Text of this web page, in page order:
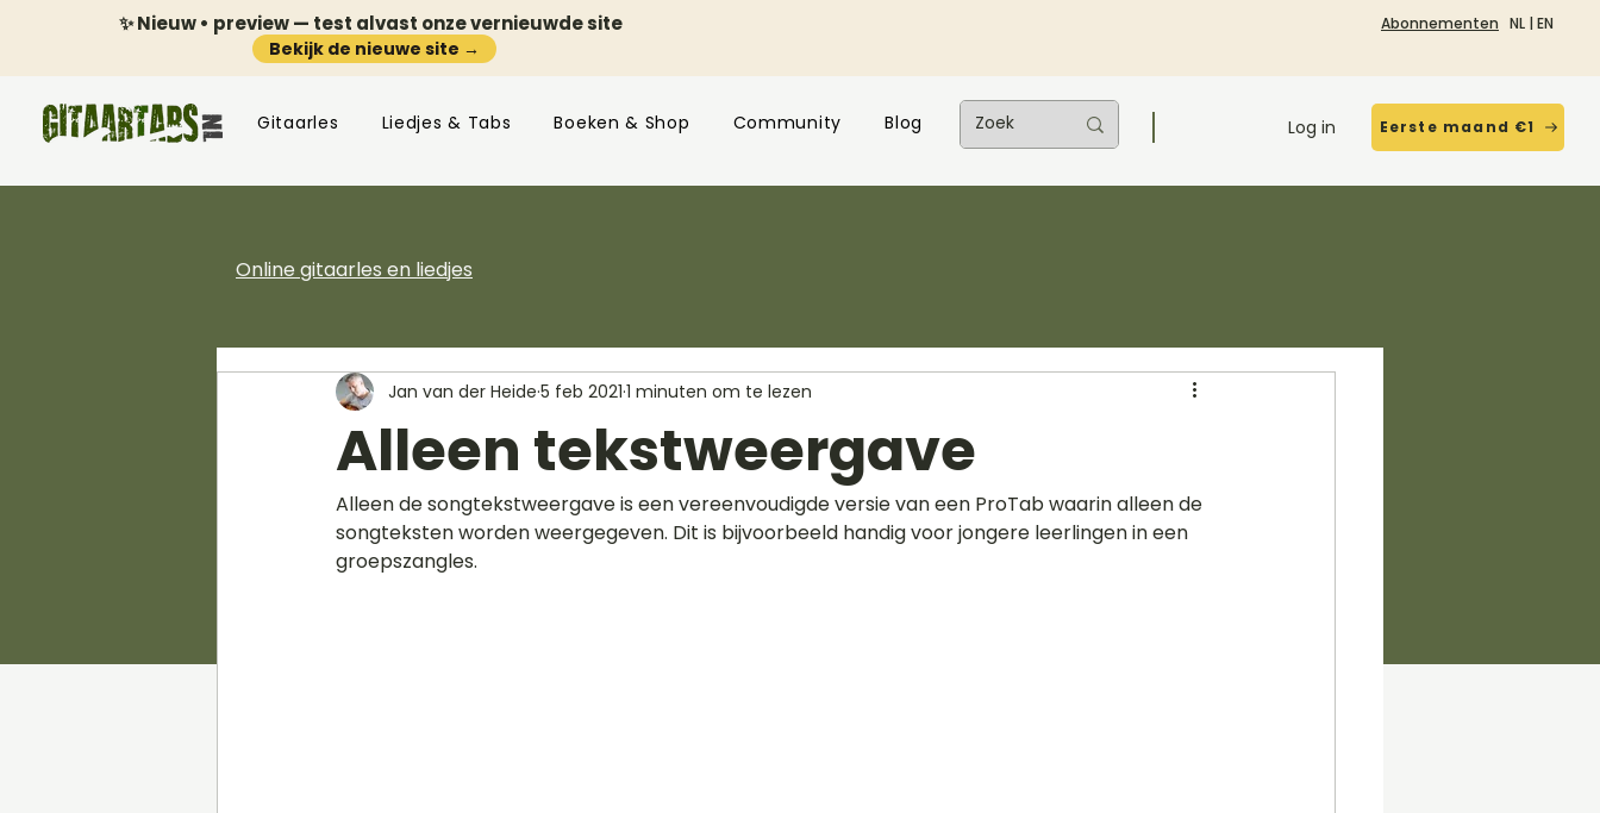
✨ Nieuw • preview — test alvast onze vernieuwde site
Bekijk de nieuwe site →
Abonnementen NL | EN
Gitaarles Liedjes & Tabs Boeken & Shop Community Blog Log in Eerste maand €1
Online gitaarles en liedjes
Alleen tekstweergave
Jan van der Heide 5 feb 2021 1 minuten om te lezen
Alleen de songtekstweergave is een vereenvoudigde versie van een ProTab waarin alleen de
songteksten worden weergegeven. Dit is bijvoorbeeld handig voor jongere leerlingen in een
groepszangles.